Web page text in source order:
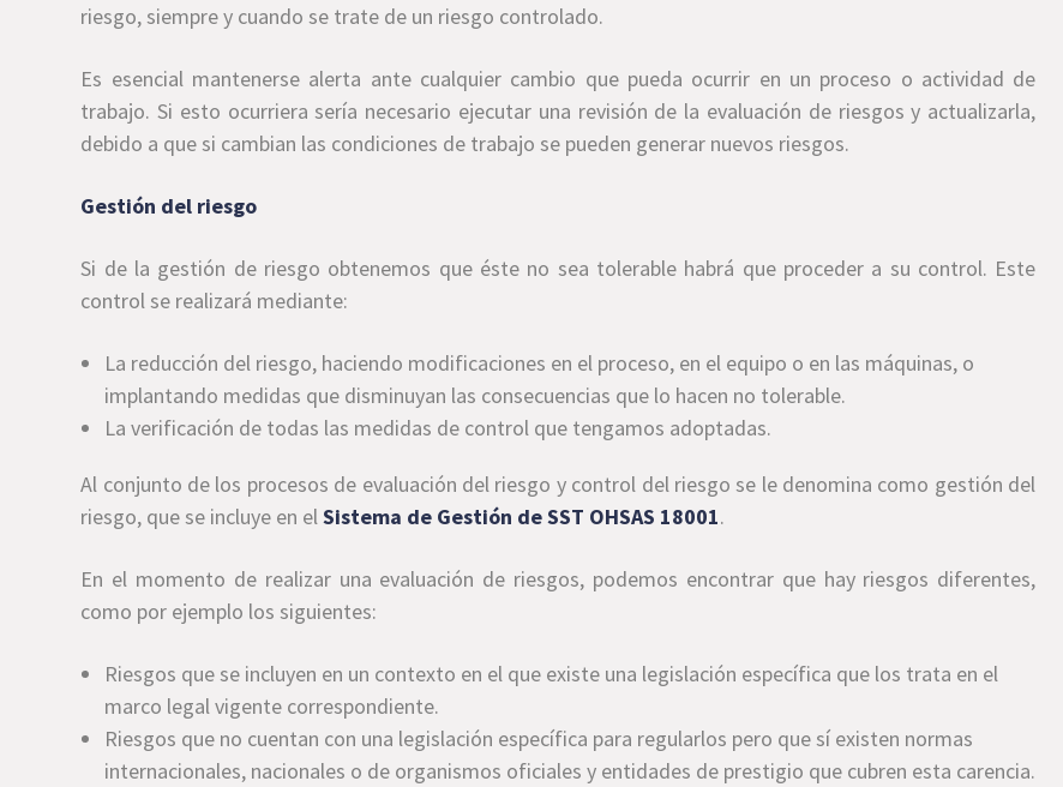
riesgo, siempre y cuando se trate de un riesgo controlado.
Es esencial mantenerse alerta ante cualquier cambio que pueda ocurrir en un proceso o actividad de
trabajo. Si esto ocurriera sería necesario ejecutar una revisión de la evaluación de riesgos y actualizarla,
debido a que si cambian las condiciones de trabajo se pueden generar nuevos riesgos.
Gestión del riesgo
Si de la gestión de riesgo obtenemos que éste no sea tolerable habrá que proceder a su control. Este
control se realizará mediante:
La reducción del riesgo, haciendo modificaciones en el proceso, en el equipo o en las máquinas, o
implantando medidas que disminuyan las consecuencias que lo hacen no tolerable.
La verificación de todas las medidas de control que tengamos adoptadas.
Al conjunto de los procesos de evaluación del riesgo y control del riesgo se le denomina como gestión del
riesgo, que se incluye en elSistema de Gestión de SST OHSAS 18001.
En el momento de realizar una evaluación de riesgos, podemos encontrar que hay riesgos diferentes,
como por ejemplo los siguientes:
Riesgos que se incluyen en un contexto en el que existe una legislación específica que los trata en el
marco legal vigente correspondiente.
Riesgos que no cuentan con una legislación específica para regularlos pero que sí existen normas
internacionales, nacionales o de organismos oficiales y entidades de prestigio que cubren esta carencia.